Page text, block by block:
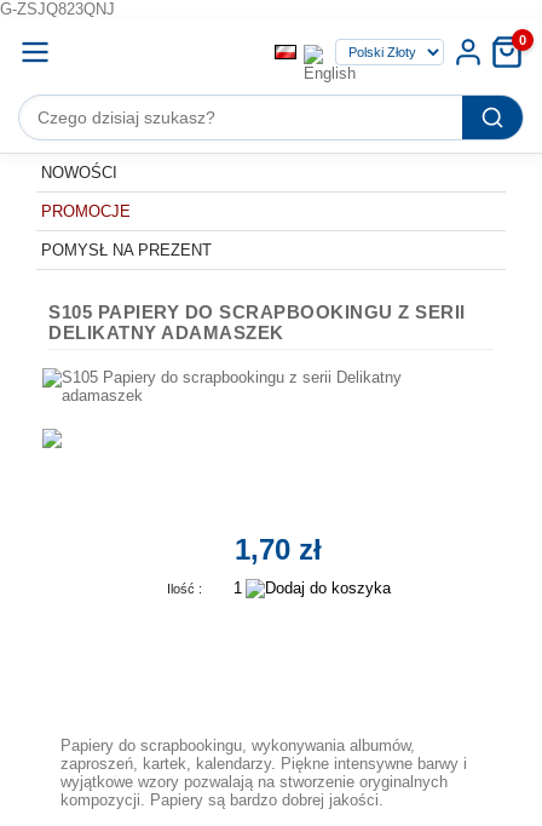
G-ZSJQ823QNJ
0
NOWOŚCI
PROMOCJE
POMYSŁ NA PREZENT
S105 PAPIERY DO SCRAPBOOKINGU Z SERII
DELIKATNY ADAMASZEK
1,70 zł
Ilość :
Papiery do scrapbookingu, wykonywania albumów,
zaproszeń, kartek, kalendarzy. Piękne intensywne barwy i
wyjątkowe wzory pozwalają na stworzenie oryginalnych
kompozycji. Papiery są bardzo dobrej jakości.